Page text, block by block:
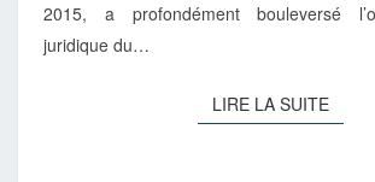
2015, a profondément bouleversé
juridique du…
LIRE LA SUITELIRE
LA